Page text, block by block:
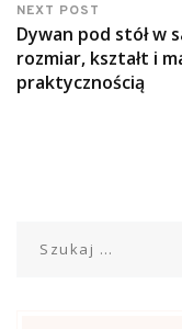
NEXT POST
Dywan pod stół w
rozmiar, kształt i
praktycznością